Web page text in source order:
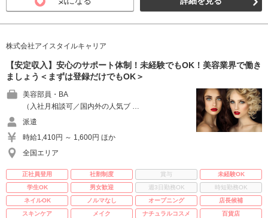
株式会社アイスタイルキャリア
【安定収入】安心のサポート体制！未経験でもOK！美容業界で働き
ましょう＜まずは登録だけでもOK＞
美容部員・BA
（入社月相談可／国内外の人気ブ …
派遣
時給1,410円 ～ 1,600円 ほか
全国エリア
正社員登用 社割制度 賞与
未経験OK
学生OK
男女歓迎 週3日勤務OK
時短勤務OK
ネイルOK
ノルマなし オープニング
店長候補
スキンケア
メイク ナチュラルコスメ 百貨店